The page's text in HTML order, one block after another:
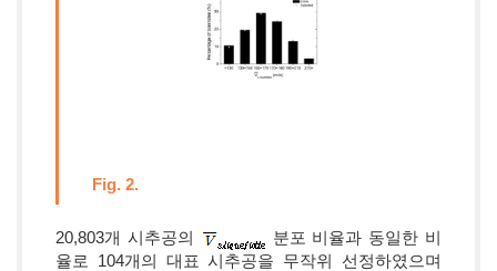
Fig. 2.
20,803개 시추공의
분포 비율과 동일한 비
율로 104개의 대표 시추공을 무작위 선정하였으며